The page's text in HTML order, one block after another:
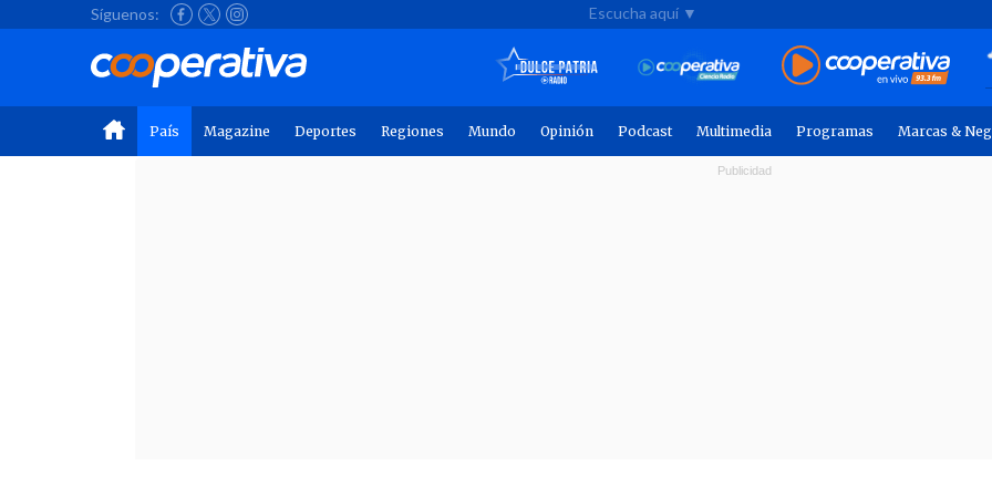
Síguenos: Escucha aquí ▼
País Magazine Deportes Regiones Mundo Opinión Podcast Multimedia Programas Marcas &